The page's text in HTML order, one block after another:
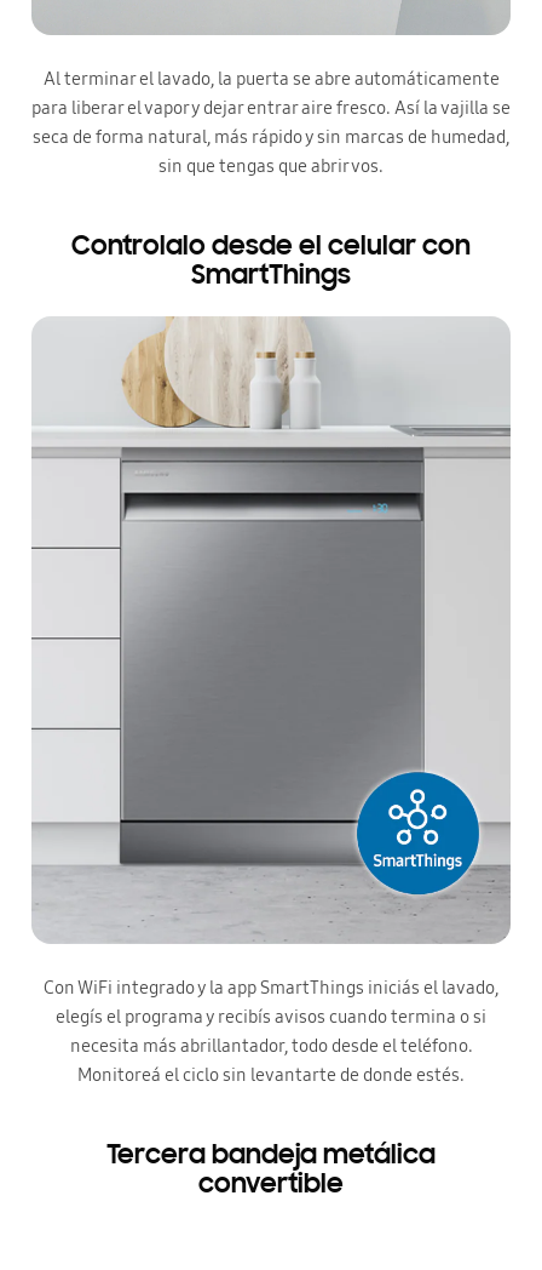
Al terminar el lavado, la puerta se abre automáticamente
para liberar el vapor y dejar entrar aire fresco. Así la vajilla se
seca de forma natural, más rápido y sin marcas de humedad,
sin que tengas que abrir vos.
Controlalo desde el celular con
SmartThings
Con WiFi integrado y la app SmartThings iniciás el lavado,
elegís el programa y recibís avisos cuando termina o si
necesita más abrillantador, todo desde el teléfono.
Monitoreá el ciclo sin levantarte de donde estés.
Tercera bandeja metálica
convertible